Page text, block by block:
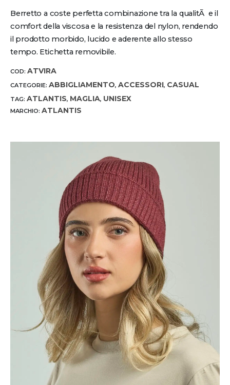
Berretto a coste perfetta combinazione tra la qualitÃ e il
comfort della viscosa e la resistenza del nylon, rendendo
il prodotto morbido, lucido e aderente allo stesso
tempo. Etichetta removibile.
COD: ATVIRA
CATEGORIE: ABBIGLIAMENTO, ACCESSORI, CASUAL
TAG: ATLANTIS, MAGLIA, UNISEX
MARCHIO: ATLANTIS